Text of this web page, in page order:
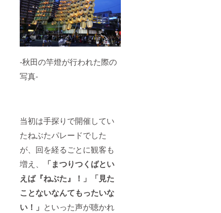
-秋田の竿燈が行われた際の
写真-
当初は手探りで開催してい
たねぶたパレードでした
が、回を経るごとに観客も
増え、
「まつりつくばとい
えば『ねぶた』！」「見た
ことないなんてもったいな
い！」 といった声が聴かれ